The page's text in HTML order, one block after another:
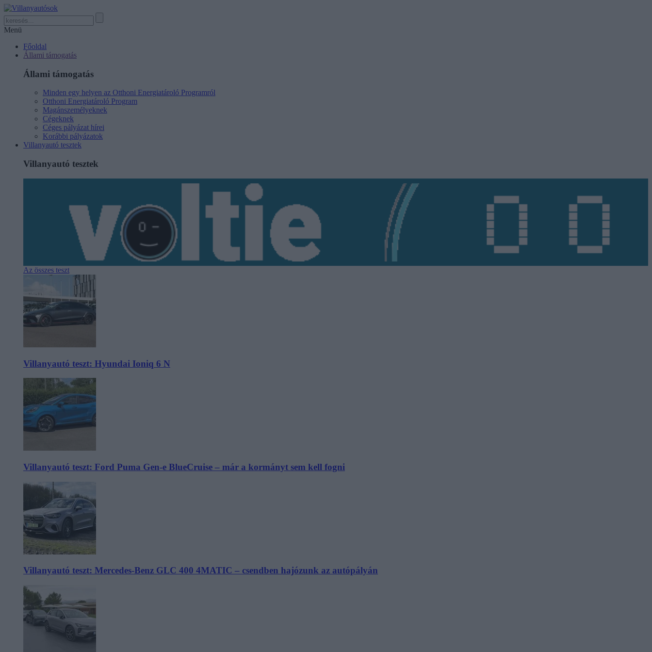
Menü
Főoldal
Állami támogatás
Állami támogatás
Minden egy helyen az Otthoni Energiatároló Programról
Otthoni Energiatároló Program
Magánszemélyeknek
Cégeknek
Céges pályázat hírei
Korábbi pályázatok
Villanyautó tesztek
Villanyautó tesztek
Az összes teszt
Villanyautó teszt: Hyundai Ioniq 6 N
Villanyautó teszt: Ford Puma Gen-e BlueCruise – már a kormányt sem kell fogni
Villanyautó teszt: Mercedes-Benz GLC 400 4MATIC – csendben hajózunk az autópályán